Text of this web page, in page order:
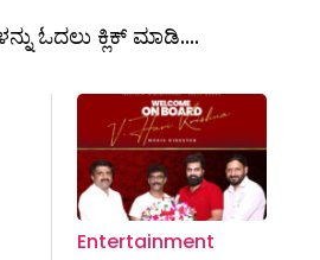
ಓದಲು ಕ್ಲಿಕ್ ಮಾಡಿ....
Entertainment